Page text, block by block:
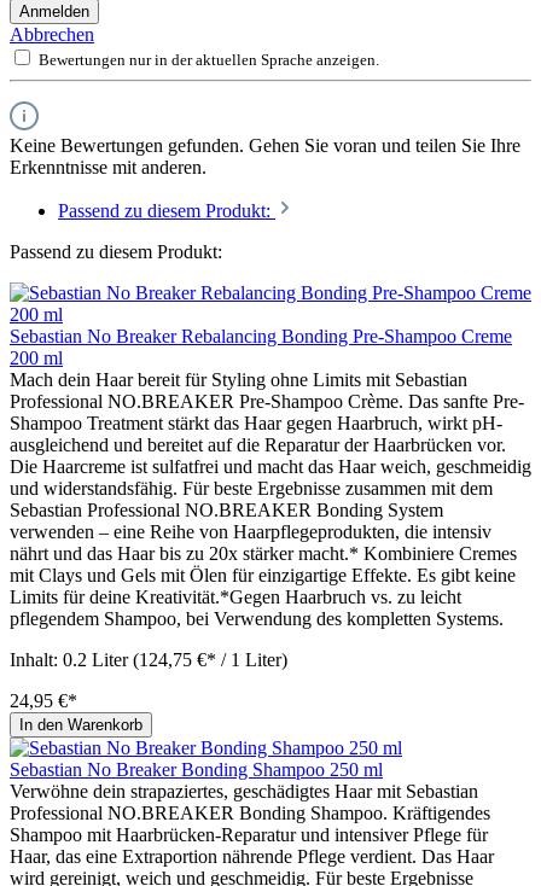
Anmelden
Abbrechen
Bewertungen nur in der aktuellen Sprache anzeigen.
Keine Bewertungen gefunden. Gehen Sie voran und teilen Sie Ihre
Erkenntnisse mit anderen.
Passend zu diesem Produkt:
Passend zu diesem Produkt:
Sebastian No Breaker Rebalancing Bonding Pre-Shampoo Creme
200 ml
Mach dein Haar bereit für Styling ohne Limits mit Sebastian
Professional NO.BREAKER Pre-Shampoo Crème. Das sanfte Pre-
Shampoo Treatment stärkt das Haar gegen Haarbruch, wirkt pH-
ausgleichend und bereitet auf die Reparatur der Haarbrücken vor.
Die Haarcreme ist sulfatfrei und macht das Haar weich, geschmeidig
und widerstandsfähig. Für beste Ergebnisse zusammen mit dem
Sebastian Professional NO.BREAKER Bonding System
verwenden – eine Reihe von Haarpflegeprodukten, die intensiv
nährt und das Haar bis zu 20x stärker macht.* Kombiniere Cremes
mit Clays und Gels mit Ölen für einzigartige Effekte. Es gibt keine
Limits für deine Kreativität.*Gegen Haarbruch vs. zu leicht
pflegendem Shampoo, bei Verwendung des kompletten Systems.
Inhalt: 0.2 Liter(124,75 €* / 1 Liter)
24,95 €*
In den Warenkorb
Sebastian No Breaker Bonding Shampoo 250 ml
Verwöhne dein strapaziertes, geschädigtes Haar mit Sebastian
Professional NO.BREAKER Bonding Shampoo. Kräftigendes
Shampoo mit Haarbrücken-Reparatur und intensiver Pflege für
Haar, das eine Extraportion nährende Pflege verdient. Das Haar
wird gereinigt, weich und geschmeidig. Für beste Ergebnisse